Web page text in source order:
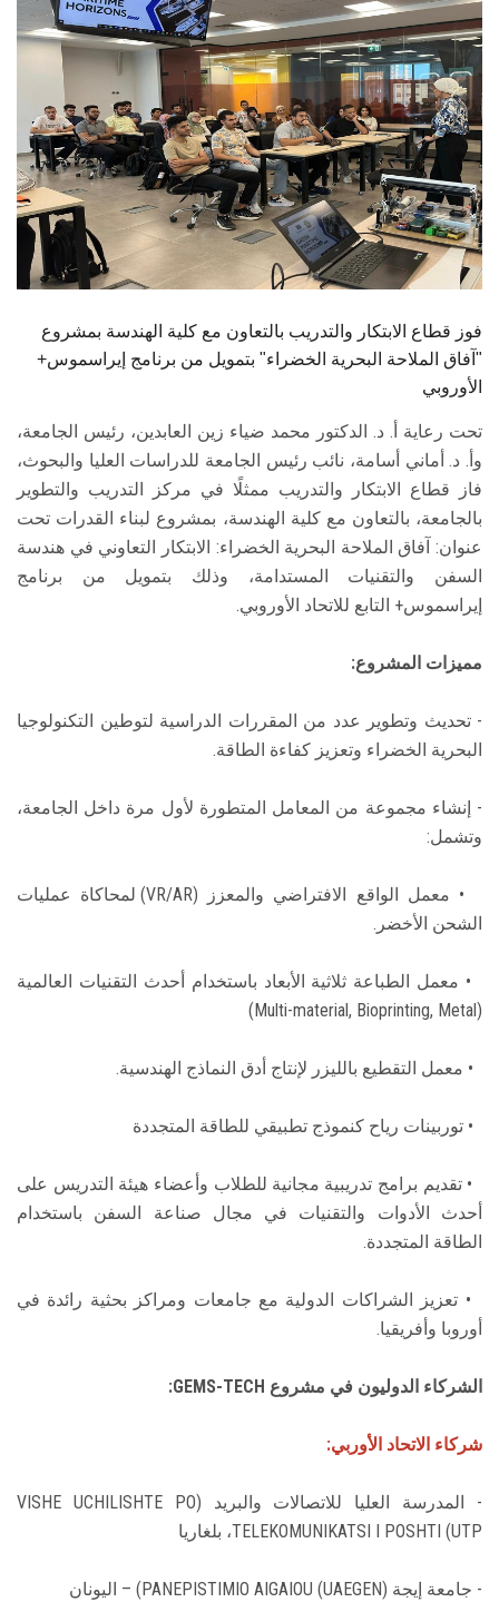
الدراسات العليا
الخريجين
الموظفون
الزائـرون
سجل الان
فوز قطاع الابتكار والتدريب بالتعاون مع كلية الهندسة بمشروع
"آفاق الملاحة البحرية الخضراء" بتمويل من برنامج إيراسموس+
الأوروبي
تحت رعاية أ. د. الدكتور محمد ضياء زين العابدين، رئيس الجامعة،
وأ. د. أماني أسامة، نائب رئيس الجامعة للدراسات العليا والبحوث،
فاز قطاع الابتكار والتدريب ممثلًا في مركز التدريب والتطوير
بالجامعة، بالتعاون مع كلية الهندسة، بمشروع لبناء القدرات تحت
عنوان: آفاق الملاحة البحرية الخضراء: الابتكار التعاوني في هندسة
السفن والتقنيات المستدامة، وذلك بتمويل من برنامج
إيراسموس+ التابع للاتحاد الأوروبي.
مميزات المشروع:
- تحديث وتطوير عدد من المقررات الدراسية لتوطين التكنولوجيا
البحرية الخضراء وتعزيز كفاءة الطاقة.
- إنشاء مجموعة من المعامل المتطورة لأول مرة داخل الجامعة،
وتشمل:
• معمل الواقع الافتراضي والمعزز (VR/AR) لمحاكاة عمليات
الشحن الأخضر.
• معمل الطباعة ثلاثية الأبعاد باستخدام أحدث التقنيات العالمية
(Multi-material, Bioprinting, Metal)
• معمل التقطيع بالليزر لإنتاج أدق النماذج الهندسية.
• توربينات رياح كنموذج تطبيقي للطاقة المتجددة
• تقديم برامج تدريبية مجانية للطلاب وأعضاء هيئة التدريس على
أحدث الأدوات والتقنيات في مجال صناعة السفن باستخدام
الطاقة المتجددة.
• تعزيز الشراكات الدولية مع جامعات ومراكز بحثية رائدة في
أوروبا وأفريقيا.
الشركاء الدوليون في مشروع GEMS-TECH:
شركاء الاتحاد الأوربي:
- المدرسة العليا للاتصالات والبريد (VISHE UCHILISHTE PO
TELEKOMUNIKATSI I POSHTI (UTP، بلغاريا
- جامعة إيجة PANEPISTIMIO AIGAIOU (UAEGEN)) – اليونان